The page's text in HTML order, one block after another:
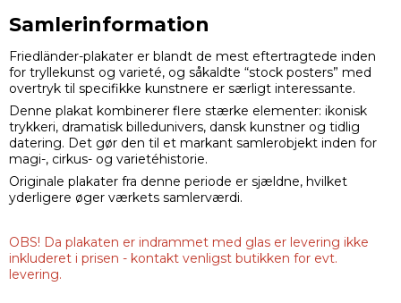
Samlerinformation
Friedländer-plakater er blandt de mest eftertragtede inden
for tryllekunst og varieté, og såkaldte “stock posters” med
overtryk til specifikke kunstnere er særligt interessante.
Denne plakat kombinerer flere stærke elementer: ikonisk
trykkeri, dramatisk billedunivers, dansk kunstner og tidlig
datering. Det gør den til et markant samlerobjekt inden for
magi-, cirkus- og varietéhistorie.
Originale plakater fra denne periode er sjældne, hvilket
yderligere øger værkets samlerværdi.
OBS! Da plakaten er indrammet med glas er levering ikke
inkluderet i prisen - kontakt venligst butikken for evt.
levering.